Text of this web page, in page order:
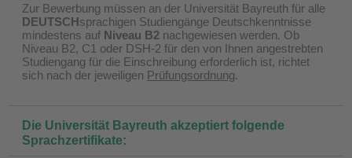
Zur Bewerbung müssen an der Universität Bayreuth für alle
DEUTSCHsprachigen Studiengänge Deutschkenntnisse
mindestens auf Niveau B2 nachgewiesen werden. Ob
Niveau B2, C1 oder DSH-2 für den von Ihnen angestrebten
Studiengang für die Einschreibung erforderlich ist, richtet
sich nach der jeweiligen Prüfungsordnung.
Die Universität Bayreuth akzeptiert folgende
Sprachzertifikate: